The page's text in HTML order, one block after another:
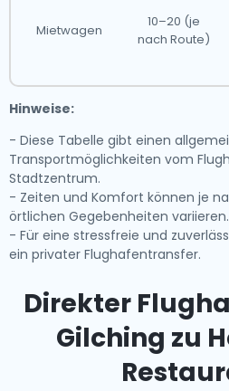
Mietwagen
10–20 (je
nach Route)
Hinweise:
- Diese Tabelle gibt einen
Transportmöglichkeiten vom
Stadtzentrum.
- Zeiten und Komfort können je
örtlichen Gegebenheiten variieren.
- Für eine stressfreie und
ein privater Flughafentransfer.
Direkter
Gilching zu